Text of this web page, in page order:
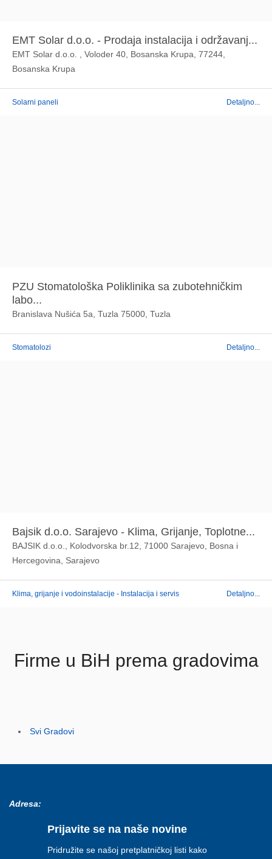
EMT Solar d.o.o. - Prodaja instalacija i održavanj...
EMT Solar d.o.o. , Voloder 40, Bosanska Krupa, 77244,
Bosanska Krupa
Solarni paneli Detaljno...
PZU Stomatološka Poliklinika sa zubotehničkim
labo...
Branislava Nušića 5a, Tuzla 75000, Tuzla
Stomatolozi Detaljno...
Bajsik d.o.o. Sarajevo - Klima, Grijanje, Toplotne...
BAJSIK d.o.o., Kolodvorska br.12, 71000 Sarajevo, Bosna i
Hercegovina, Sarajevo
Klima, grijanje i vodoinstalacije - Instalacija i servis Detaljno...
Firme u BiH prema gradovima
Svi Gradovi
Adresa:
Prijavite se na naše novine
Pridružite se našoj pretplatničkoj listi kako